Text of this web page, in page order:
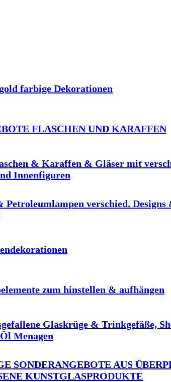
farbige Dekorationen
FLASCHEN UND KARAFFEN
& Karaffen & Gläser mit
Innenfiguren
Petroleumlampen verschied.
zum hinstellen & aufhängen
Glaskrüge & Trinkgefäße,
Menagen
SONDERANGEBOTE AUS
KUNSTGLASPRODUKTE